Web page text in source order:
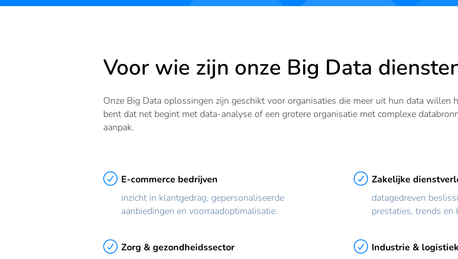
Voor wie zijn onze Big Data
Onze Big Data oplossingen zijn geschikt voor organisaties die meer uit hun data willen
bent dat net begint met data-analyse of een grotere organisatie met complexe
aanpak.
E-commerce bedrijven
inzicht in klantgedrag, gepersonaliseerde
aanbiedingen en voorraadoptimalisatie.
Zakelijke
datagedreven
prestaties, trends en
Zorg & gezondheidssector
Industrie &